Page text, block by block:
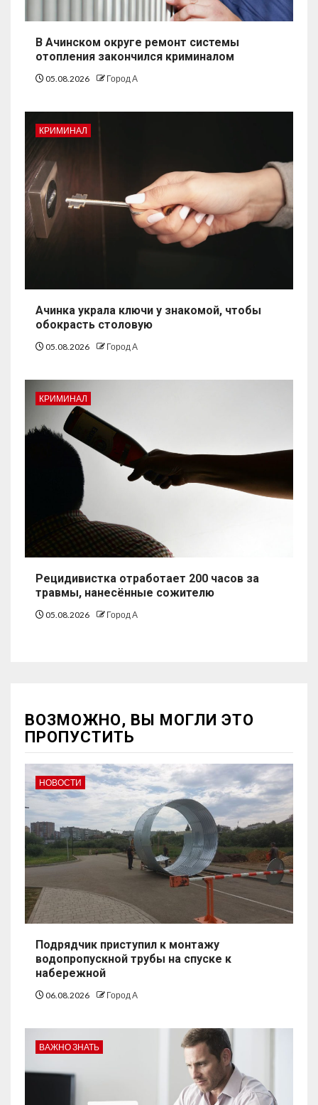
В Ачинском округе ремонт системы
отопления закончился криминалом
05.08.2026 Город А
КРИМИНАЛ
Ачинка украла ключи у знакомой, чтобы
обокрасть столовую
05.08.2026 Город А
КРИМИНАЛ
Рецидивистка отработает 200 часов за
травмы, нанесённые сожителю
05.08.2026 Город А
ВОЗМОЖНО, ВЫ МОГЛИ ЭТО
ПРОПУСТИТЬ
НОВОСТИ
Подрядчик приступил к монтажу
водопропускной трубы на спуске к
набережной
06.08.2026 Город А
ВАЖНО ЗНАТЬ